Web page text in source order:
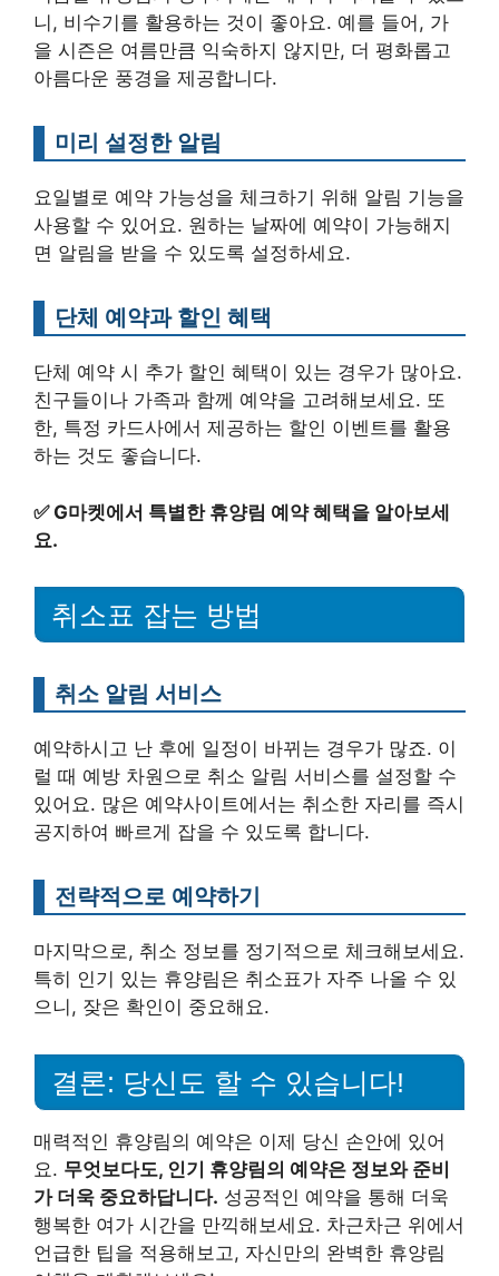
니, 비수기를 활용하는 것이 좋아요. 예를 들어, 가
을 시즌은 여름만큼 익숙하지 않지만, 더 평화롭고
아름다운 풍경을 제공합니다.
미리 설정한 알림
요일별로 예약 가능성을 체크하기 위해 알림 기능을
사용할 수 있어요. 원하는 날짜에 예약이 가능해지
면 알림을 받을 수 있도록 설정하세요.
단체 예약과 할인 혜택
단체 예약 시 추가 할인 혜택이 있는 경우가 많아요.
친구들이나 가족과 함께 예약을 고려해보세요. 또
한, 특정 카드사에서 제공하는 할인 이벤트를 활용
하는 것도 좋습니다.
✅ G마켓에서 특별한 휴양림 예약 혜택을 알아보세
요.
취소표 잡는 방법
취소 알림 서비스
예약하시고 난 후에 일정이 바뀌는 경우가 많죠. 이
럴 때 예방 차원으로 취소 알림 서비스를 설정할 수
있어요. 많은 예약사이트에서는 취소한 자리를 즉시
공지하여 빠르게 잡을 수 있도록 합니다.
전략적으로 예약하기
마지막으로, 취소 정보를 정기적으로 체크해보세요.
특히 인기 있는 휴양림은 취소표가 자주 나올 수 있
으니, 잦은 확인이 중요해요.
결론: 당신도 할 수 있습니다!
매력적인 휴양림의 예약은 이제 당신 손안에 있어
요. 무엇보다도, 인기 휴양림의 예약은 정보와 준비
가 더욱 중요하답니다. 성공적인 예약을 통해 더욱
행복한 여가 시간을 만끽해보세요. 차근차근 위에서
언급한 팁을 적용해보고, 자신만의 완벽한 휴양림